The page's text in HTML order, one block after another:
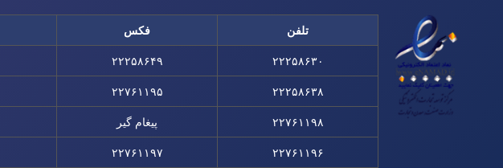
تلفن فکس
۲۲۲۵۸۶۳۰ ۲۲۲۵۸۶۴۹
۲۲۲۵۸۶۳۸ ۲۲۷۶۱۱۹۵
۲۲۷۶۱۱۹۸ پیغام گیر
۲۲۷۶۱۱۹۶ ۲۲۷۶۱۱۹۷